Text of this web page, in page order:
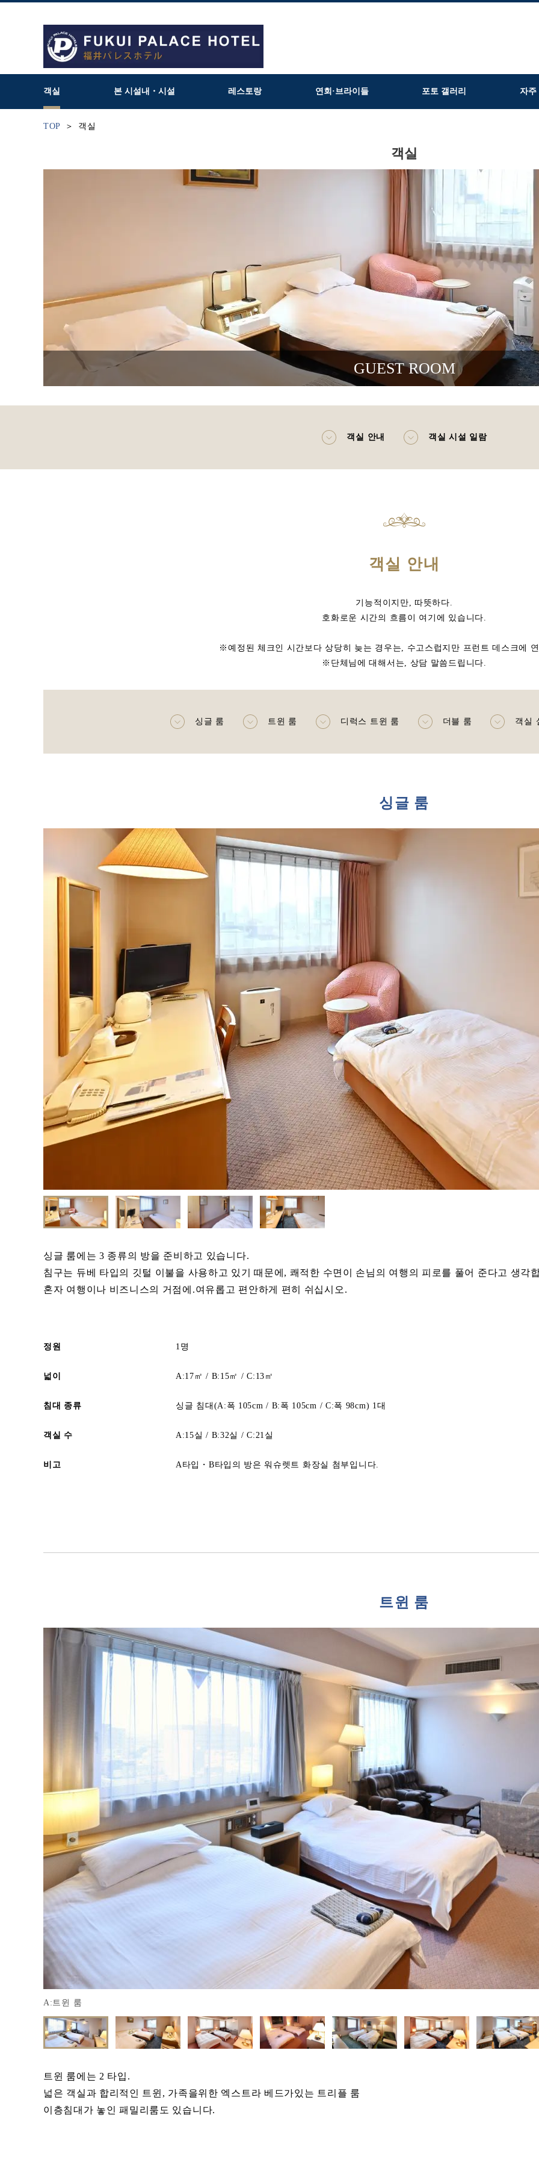
객실 본 시설내・시설 레스토랑 연회·브라이들 포토 갤러리 자주
TOP 객실
객실
GUEST ROOM
객실 안내 객실 시설 일람
객실 안내
기능적이지만, 따뜻하다.
호화로운 시간의 흐름이 여기에 있습니다.
※예정된 체크인 시간보다 상당히 늦는 경우는, 수고스럽지만 프런트 데스크에
※단체님에 대해서는, 상담 말씀드립니다.
싱글 룸 트윈 룸 디럭스 트윈 룸 더블 룸 객실
싱글 룸
싱글 룸에는 3 종류의 방을 준비하고 있습니다.
침구는 듀베 타입의 깃털 이불을 사용하고 있기 때문에, 쾌적한 수면이 손님의 여행의 피로를 풀어 준다고 생각
혼자 여행이나 비즈니스의 거점에.여유롭고 편안하게 편히 쉬십시오.
정원 1명
넓이 A:17㎡ / B:15㎡ / C:13㎡
침대 종류 싱글 침대(A:폭 105cm / B:폭 105cm / C:폭 98cm) 1대
객실 수 A:15실 / B:32실 / C:21실
비고 A타입・B타입의 방은 워슈렛트 화장실 첨부입니다.
트윈 룸
A:트윈 룸
트윈 룸에는 2 타입.
넓은 객실과 합리적인 트윈, 가족을위한 엑스트라 베드가있는 트리플 룸
이층침대가 놓인 패밀리룸도 있습니다.